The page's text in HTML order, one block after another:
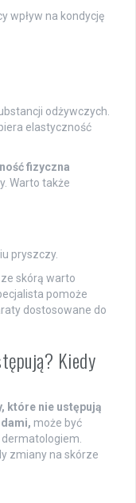
wpływ na kondycję
odżywczych.
elastyczność
fizyczna
Warto także
pryszczy.
skórą warto
pomoże
dostosowane do
Kiedy
które nie ustępują
może być
zmiany na skórze